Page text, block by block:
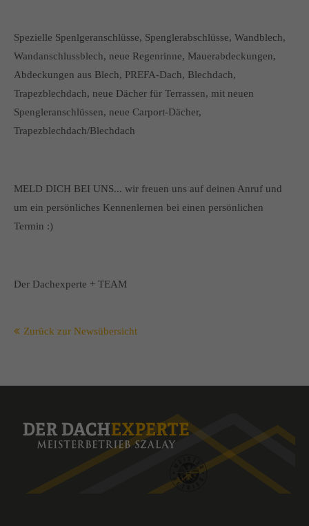
Spezielle Spenlgeranschlüsse, Spenglerabschlüsse, Wandblech,
Wandanschlussblech, neue Regenrinne, Mauerabdeckungen,
Abdeckungen aus Blech, PREFA-Dach, Blechdach,
Trapezblechdach, neue Dächer für Terrassen, mit neuen
Spengleranschlüssen, neue Carport-Dächer,
Trapezblechdach/Blechdach
MELD DICH BEI UNS... wir freuen uns auf deinen Anruf und
um ein persönliches Kennenlernen bei einen persönlichen
Termin :)
Der Dachexperte + TEAM
Zurück zur Newsübersicht